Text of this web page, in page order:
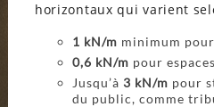
horizontaux qui varient
1 kN/m minimum
0,6 kN/m pour
Jusqu’à 3 kN/m pour
du public, comme